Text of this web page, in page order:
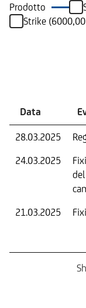
Prodotto
Strike
Data
28.03.2025
24.03.2025
21.03.2025